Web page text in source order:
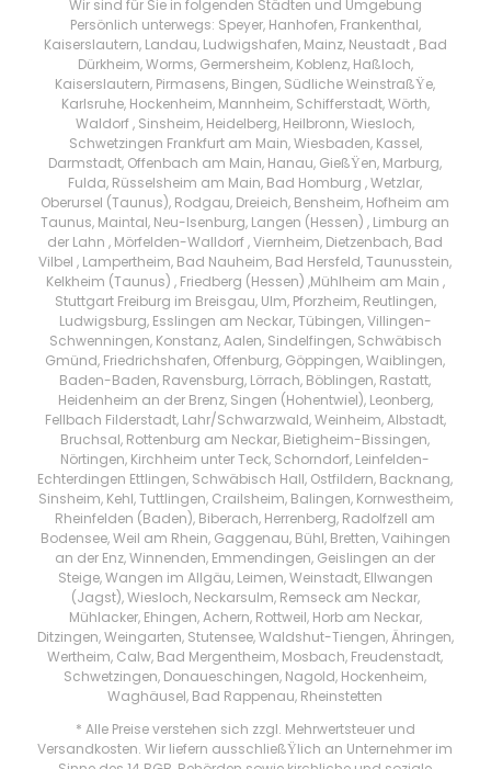
Wir sind für Sie in folgenden Städten und Umgebung
Persönlich unterwegs: Speyer, Hanhofen, Frankenthal,
Kaiserslautern, Landau, Ludwigshafen, Mainz, Neustadt , Bad
Dürkheim, Worms, Germersheim, Koblenz, Haßloch,
Kaiserslautern, Pirmasens, Bingen, Südliche WeinstraßŸe,
Karlsruhe, Hockenheim, Mannheim, Schifferstadt, Wörth,
Waldorf , Sinsheim, Heidelberg, Heilbronn, Wiesloch,
Schwetzingen Frankfurt am Main, Wiesbaden, Kassel,
Darmstadt, Offenbach am Main, Hanau, GießŸen, Marburg,
Fulda, Rüsselsheim am Main, Bad Homburg , Wetzlar,
Oberursel (Taunus), Rodgau, Dreieich, Bensheim, Hofheim am
Taunus, Maintal, Neu-Isenburg, Langen (Hessen) , Limburg an
der Lahn , Mörfelden-Walldorf , Viernheim, Dietzenbach, Bad
Vilbel , Lampertheim, Bad Nauheim, Bad Hersfeld, Taunusstein,
Kelkheim (Taunus) , Friedberg (Hessen) ,Mühlheim am Main ,
Stuttgart Freiburg im Breisgau, Ulm, Pforzheim, Reutlingen,
Ludwigsburg, Esslingen am Neckar, Tübingen, Villingen-
Schwenningen, Konstanz, Aalen, Sindelfingen, Schwäbisch
Gmünd, Friedrichshafen, Offenburg, Göppingen, Waiblingen,
Baden-Baden, Ravensburg, Lörrach, Böblingen, Rastatt,
Heidenheim an der Brenz, Singen (Hohentwiel), Leonberg,
Fellbach Filderstadt, Lahr/Schwarzwald, Weinheim, Albstadt,
Bruchsal, Rottenburg am Neckar, Bietigheim-Bissingen,
Nörtingen, Kirchheim unter Teck, Schorndorf, Leinfelden-
Echterdingen Ettlingen, Schwäbisch Hall, Ostfildern, Backnang,
Sinsheim, Kehl, Tuttlingen, Crailsheim, Balingen, Kornwestheim,
Rheinfelden (Baden), Biberach, Herrenberg, Radolfzell am
Bodensee, Weil am Rhein, Gaggenau, Bühl, Bretten, Vaihingen
an der Enz, Winnenden, Emmendingen, Geislingen an der
Steige, Wangen im Allgäu, Leimen, Weinstadt, Ellwangen
(Jagst), Wiesloch, Neckarsulm, Remseck am Neckar,
Mühlacker, Ehingen, Achern, Rottweil, Horb am Neckar,
Ditzingen, Weingarten, Stutensee, Waldshut-Tiengen, Ähringen,
Wertheim, Calw, Bad Mergentheim, Mosbach, Freudenstadt,
Schwetzingen, Donaueschingen, Nagold, Hockenheim,
Waghäusel, Bad Rappenau, Rheinstetten
* Alle Preise verstehen sich zzgl. Mehrwertsteuer und
Versandkosten. Wir liefern ausschließŸlich an Unternehmer im